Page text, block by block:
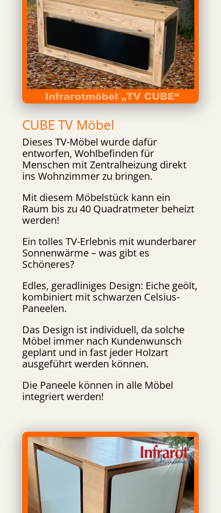
CUBE TV Möbel
Dieses TV-Möbel wurde dafür
entworfen, Wohlbefinden für
Menschen mit Zentralheizung direkt
ins Wohnzimmer zu bringen.
Mit diesem Möbelstück kann ein
Raum bis zu 40 Quadratmeter beheizt
werden!
Ein tolles TV-Erlebnis mit wunderbarer
Sonnenwärme – was gibt es
Schöneres?
Edles, geradliniges Design: Eiche geölt,
kombiniert mit schwarzen Celsius-
Paneelen.
Das Design ist individuell, da solche
Möbel immer nach Kundenwunsch
geplant und in fast jeder Holzart
ausgeführt werden können.
Die Paneele können in alle Möbel
integriert werden!